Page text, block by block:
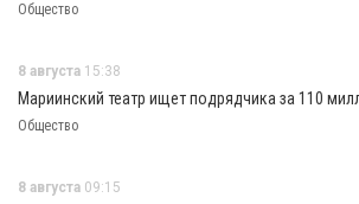
Общество
8 августа 15:38
Мариинский театр ищет подрядчика за 110
Общество
8 августа 09:15